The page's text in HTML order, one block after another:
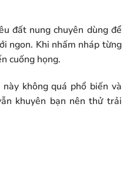
đất nung chuyên dùng để
ngon. Khi nhấm nháp từng
cuống họng.
không quá phổ biến và
khuyên bạn nên thử trải